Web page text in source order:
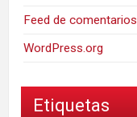
Feed de comentarios
WordPress.org
Etiquetas